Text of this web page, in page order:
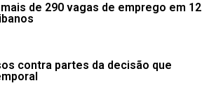
de 290 vagas de emprego em 12
contra partes da decisão que